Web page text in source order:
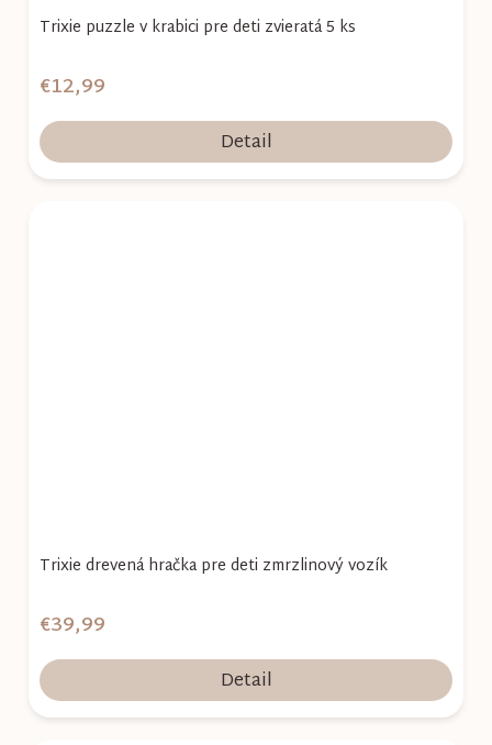
Trixie puzzle v krabici pre deti zvieratá 5 ks
€12,99
Detail
Trixie drevená hračka pre deti zmrzlinový vozík
€39,99
Detail